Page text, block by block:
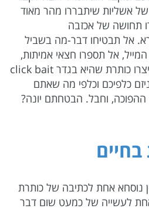
של אשליות שיתבררו מהר מאוד
תחושה של אכזבה
אל תבטיחו דבר-מה בשביל
אל תספרו חצאי אמיתות,
אל תגזימו בלי בסיס ואל תיצרו כותרת שהיא בגדר click bait
כלפיכם וכלפי מה שאתם
ההפוכה, וחבל. הבטחתם יונה?
נוסחא אחת לכתיבה של כותרת
אחת לעשייה של כמעט שום דבר